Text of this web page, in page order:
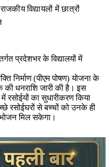
विद्यायलों में छात्रों
प्रदेशभर के विद्यालयों में
निर्माण (पीएम पोषण) योजना के
धनराशि जारी की है। इस
में रसोईयों का सुधारीकरण किया
रसोईघरों से बच्चों को उनके ही
मिल सकेगा।